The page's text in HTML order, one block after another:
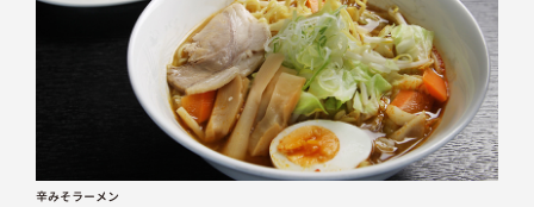
辛みそラーメン